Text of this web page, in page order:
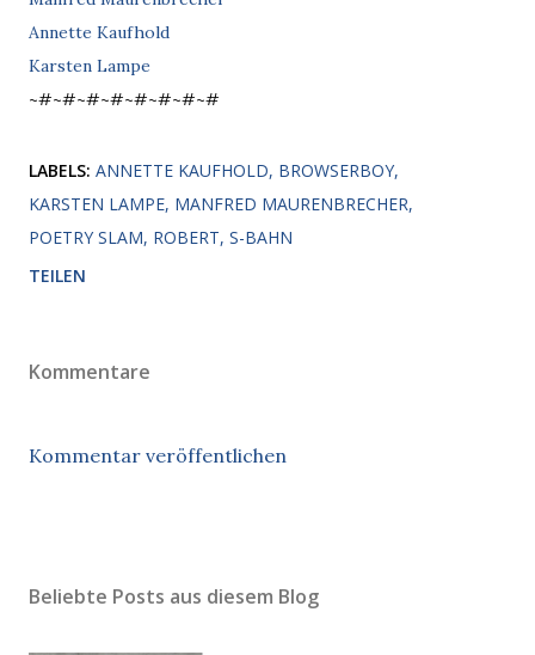
Annette Kaufhold
Karsten Lampe
~#~#~#~#~#~#~#~#
LABELS: ANNETTE KAUFHOLD BROWSERBOY
KARSTEN LAMPE MANFRED MAURENBRECHER
POETRY SLAM ROBERT S-BAHN
TEILEN
Kommentare
Kommentar veröffentlichen
Beliebte Posts aus diesem Blog